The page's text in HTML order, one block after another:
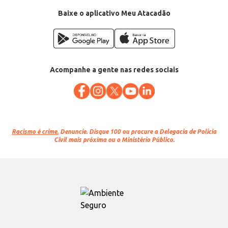
EAN: 7896724504800Baixe o aplicativo Meu Atacadão
Acompanhe a gente nas redes sociais
Racismo é crime. Denuncie. Disque 100 ou procure a Delegacia de Polícia
Civil mais próxima ou o Ministério Público.